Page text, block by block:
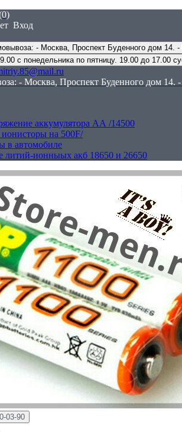
Вход
с понедельника по пятницу. 19.00 до 17.00
- Москва, Проспект Буденного дом 14.
аккумулятора АА /14500
на 500F/
в автомобиле
литий-ионныых акб 18650 и 26650
03-90